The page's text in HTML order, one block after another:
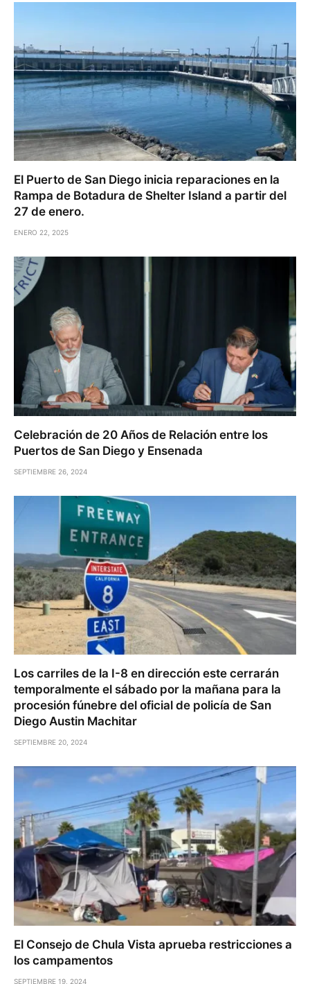
El Puerto de San Diego inicia reparaciones en la
Rampa de Botadura de Shelter Island a partir del
27 de enero.
ENERO 22, 2025
Celebración de 20 Años de Relación entre los
Puertos de San Diego y Ensenada
SEPTIEMBRE 26, 2024
Los carriles de la I-8 en dirección este cerrarán
temporalmente el sábado por la mañana para la
procesión fúnebre del oficial de policía de San
Diego Austin Machitar
SEPTIEMBRE 20, 2024
El Consejo de Chula Vista aprueba restricciones a
los campamentos
SEPTIEMBRE 19, 2024